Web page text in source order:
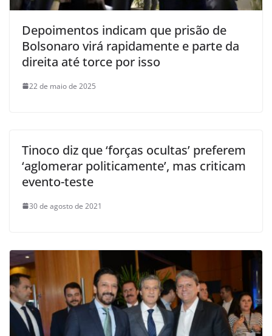
Depoimentos indicam que prisão de
Bolsonaro virá rapidamente e parte da
direita até torce por isso
22 de maio de 2025
Tinoco diz que ‘forças ocultas’ preferem
‘aglomerar politicamente’, mas criticam
evento-teste
30 de agosto de 2021